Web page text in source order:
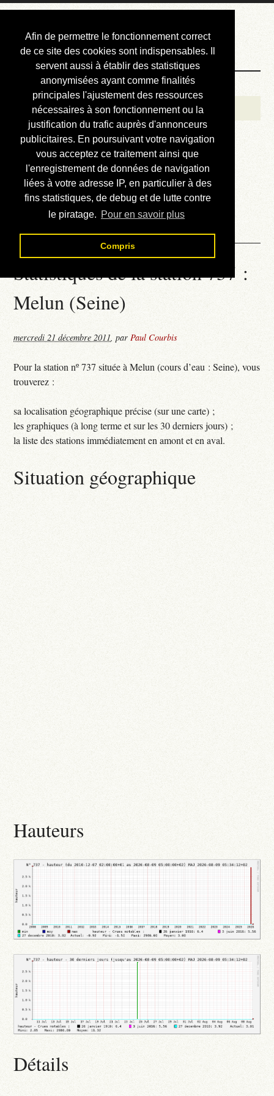
Afin de permettre le fonctionnement correct
de ce site des cookies sont indispensables. Il
servent aussi à établir des statistiques
anonymisées ayant comme finalités
principales l'ajustement des ressources
nécessaires à son fonctionnement ou la
justification du trafic auprès d'annonceurs
publicitaires. En poursuivant votre navigation
vous acceptez ce traitement ainsi que
l'enregistrement de données de navigation
liées à votre adresse IP, en particulier à des
fins statistiques, de debug et de lutte contre
le piratage. Pour en savoir plus
Compris
Courbis, « LE »
Blog Officiel
Bienvenue
Réalisations
Divers (et d’été)
Annonces
Liens externes
Téléchargement
Contact
Statistiques de la station 737 :
Melun (Seine)
mercredi 21 décembre 2011,parPaul Courbis
Pour la station nº 737 située à Melun (cours d’eau : Seine), vous
trouverez :
sa localisation géographique précise (sur une carte) ;
les graphiques (à long terme et sur les 30 derniers jours) ;
la liste des stations immédiatement en amont et en aval.
Situation géographique
Hauteurs
Détails